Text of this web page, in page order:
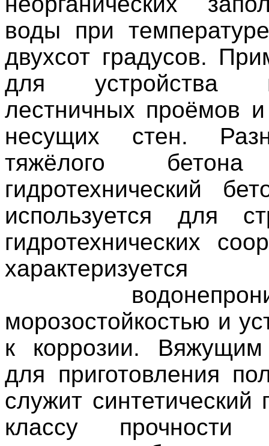
воды при
двухсот градусов.
для устройства
лестничных проёмов
несущих стен.
тяжёлого бетона
гидротехнический
используется для
гидротехнических
характеризуется
морозостойкостью и
к коррозии.
для приготовления
служит
классу